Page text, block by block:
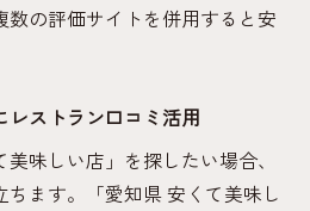
数の評価サイトを併用すると安
レストラン口コミ活用
味しい店」を探したい場合、
ます。「愛知県 安くて美味し